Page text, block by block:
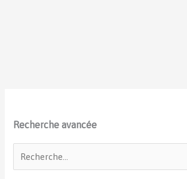
Recherche avancée